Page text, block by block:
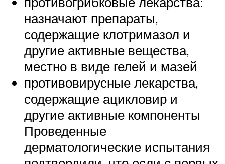
назначают препараты,
содержащие клотримазол и
другие активные вещества,
местно в виде гелей и мазей
противовирусные лекарства,
содержащие ацикловир и
другие активные компоненты
Проведенные
дерматологические испытания